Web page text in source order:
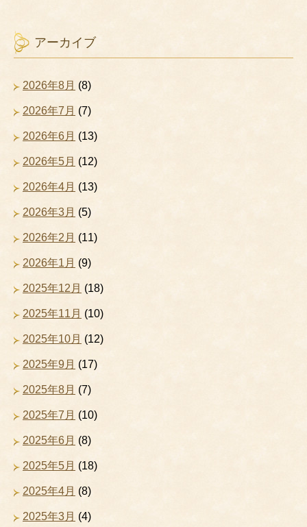
アーカイブ
2026年8月 (8)
2026年7月 (7)
2026年6月 (13)
2026年5月 (12)
2026年4月 (13)
2026年3月 (5)
2026年2月 (11)
2026年1月 (9)
2025年12月 (18)
2025年11月 (10)
2025年10月 (12)
2025年9月 (17)
2025年8月 (7)
2025年7月 (10)
2025年6月 (8)
2025年5月 (18)
2025年4月 (8)
2025年3月 (4)